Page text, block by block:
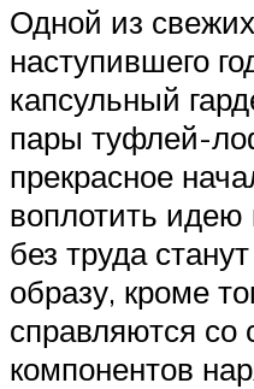
Одной из
наступившего
капсульный
пары туфлей-
прекрасное
воплотить идею
без труда
образу, кроме
справляются со
компонентов